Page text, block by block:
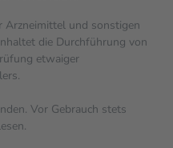
Arzneimittel und sonstigen
die Durchführung von
etwaiger
Vor Gebrauch stets